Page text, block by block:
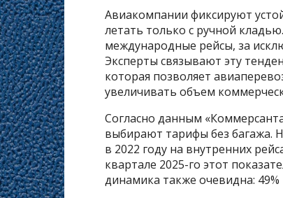
Авиакомпании фиксируют
летать только с ручной
международные рейсы, за
Эксперты связывают эту
которая позволяет
увеличивать объем
Согласно данным
выбирают тарифы без багажа.
в 2022 году на внутренних
квартале 2025-го этот
динамика также очевидна: 49%